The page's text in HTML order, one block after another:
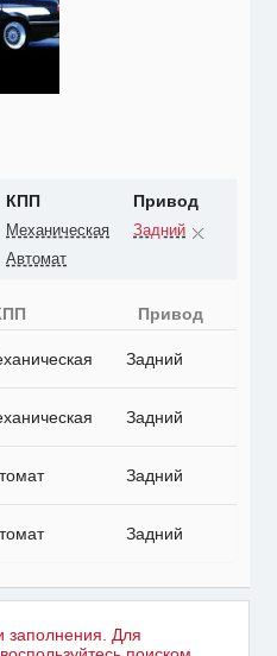
КПП
Механическая
Автомат
Привод
Задний
Привод
Задний
Задний
Задний
Задний
заполнения. Для